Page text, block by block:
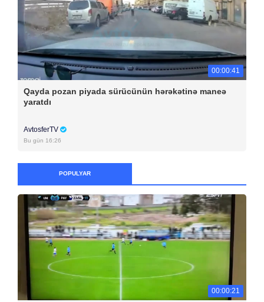
00:00:41
Qayda pozan piyada sürücünün hərəkətinə maneə
yaratdı
AvtosferTV
Bu gün 16:26
POPULYAR
00:00:21